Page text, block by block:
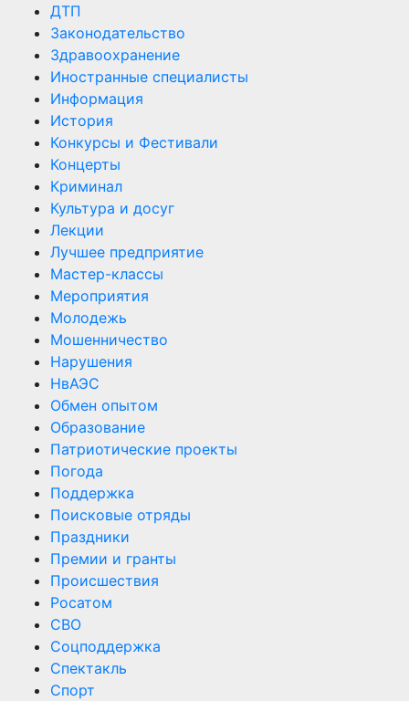
ДТП
Законодательство
Здравоохранение
Иностранные специалисты
Информация
История
Конкурсы и Фестивали
Концерты
Криминал
Культура и досуг
Лекции
Лучшее предприятие
Мастер-классы
Мероприятия
Молодежь
Мошенничество
Нарушения
НвАЭС
Обмен опытом
Образование
Патриотические проекты
Погода
Поддержка
Поисковые отряды
Праздники
Премии и гранты
Происшествия
Росатом
СВО
Соцподдержка
Спектакль
Спорт